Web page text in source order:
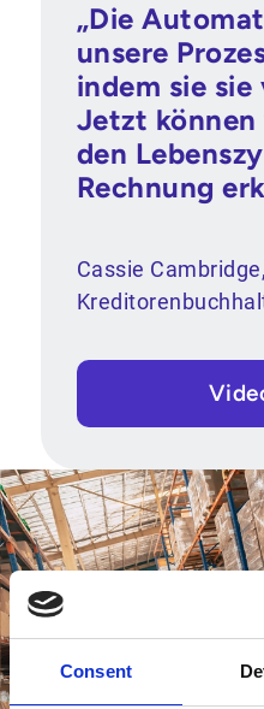
Consent
„Die
unsere
indem sie
Jetzt können
den
Rechnung
Cassie